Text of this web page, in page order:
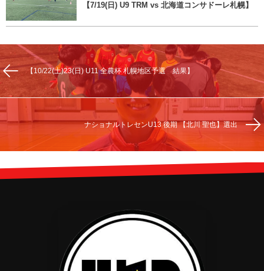
【7/19(日) U9 TRM vs 北海道コンサドーレ札幌】
【10/22(土)23(日) U11 全農杯 札幌地区予選 結果】
ナショナルトレセンU13 後期 【北川 聖也】選出